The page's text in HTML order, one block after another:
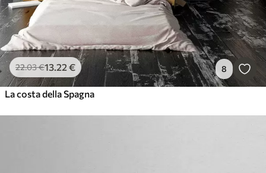
22.03€13.22 € 8
La costa della Spagna